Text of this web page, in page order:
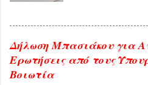
Δήλωση Μπασιάκου για
Ερωτήσεις από τους
Βοιωτία